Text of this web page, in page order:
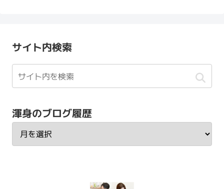
サイト内検索
渾身のブログ履歴